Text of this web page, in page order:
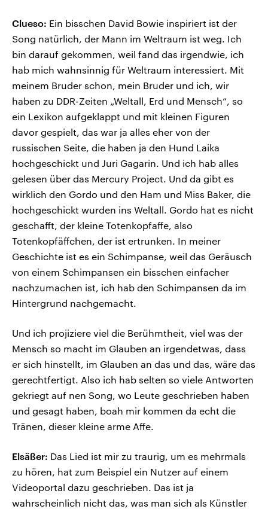
Clueso: Ein bisschen David Bowie inspiriert ist der
Song natürlich, der Mann im Weltraum ist weg. Ich
bin darauf gekommen, weil fand das irgendwie, ich
hab mich wahnsinnig für Weltraum interessiert. Mit
meinem Bruder schon, mein Bruder und ich, wir
haben zu DDR-Zeiten „Weltall, Erd und Mensch“, so
ein Lexikon aufgeklappt und mit kleinen Figuren
davor gespielt, das war ja alles eher von der
russischen Seite, die haben ja den Hund Laika
hochgeschickt und Juri Gagarin. Und ich hab alles
gelesen über das Mercury Project. Und da gibt es
wirklich den Gordo und den Ham und Miss Baker, die
hochgeschickt wurden ins Weltall. Gordo hat es nicht
geschafft, der kleine Totenkopfaffe, also
Totenkopfäffchen, der ist ertrunken. In meiner
Geschichte ist es ein Schimpanse, weil das Geräusch
von einem Schimpansen ein bisschen einfacher
nachzumachen ist, ich hab den Schimpansen da im
Hintergrund nachgemacht.
Und ich projiziere viel die Berühmtheit, viel was der
Mensch so macht im Glauben an irgendetwas, dass
er sich hinstellt, im Glauben an das und das, wäre das
gerechtfertigt. Also ich hab selten so viele Antworten
gekriegt auf nen Song, wo Leute geschrieben haben
und gesagt haben, boah mir kommen da echt die
Tränen, dieser kleine arme Affe.
Elsäßer: Das Lied ist mir zu traurig, um es mehrmals
zu hören, hat zum Beispiel ein Nutzer auf einem
Videoportal dazu geschrieben. Das ist ja
wahrscheinlich nicht das, was man sich als Künstler